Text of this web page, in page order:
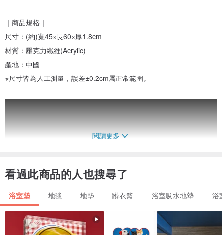
｜商品規格｜
尺寸：(約)寬45×長60×厚1.8cm
材質：壓克力纖維(Acrylic)
產地：中國
※尺寸皆為人工測量，誤差±0.2cm屬正常範圍。
閱讀更多
看過此商品的人也搜尋了
浴室墊 地毯 地墊 髒衣籃 浴室吸水地墊 浴